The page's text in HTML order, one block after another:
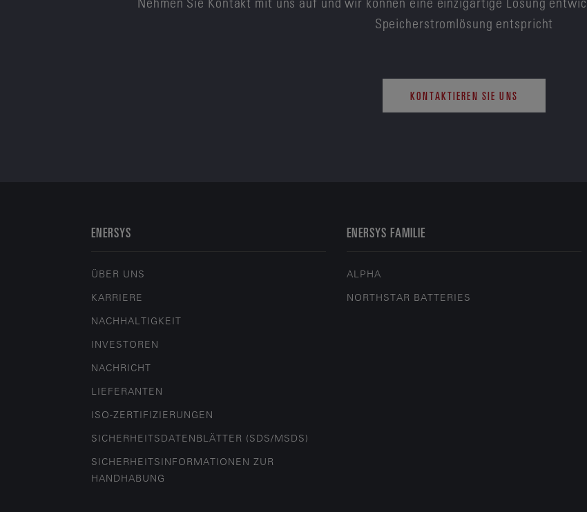
Speicherstromlösung entspricht
KONTAKTIEREN SIE UNS
ENERSYS
ÜBER UNS
KARRIERE
NACHHALTIGKEIT
INVESTOREN
NACHRICHT
LIEFERANTEN
ISO-ZERTIFIZIERUNGEN
SICHERHEITSDATENBLÄTTER (SDS/MSDS)
SICHERHEITSINFORMATIONEN ZUR
HANDHABUNG
ENERSYS FAMILIE
ALPHA
NORTHSTAR BATTERIES